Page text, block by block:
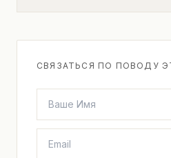
СВЯЗАТЬСЯ ПО ПОВОДУ